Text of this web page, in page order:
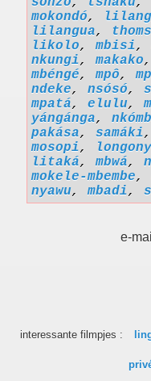
mokondó,
lilangua,
likolo,mbisi,
nkungi,makako
mbéngé,mpô,
ndeke, nsósó,
mpatá, elulu,
yángánga,
pakása, samáki
mosopi,
litaká,mbwá,
mokele-mbembe,
nyawu,mbadi,
e-
interessante filmpjes :